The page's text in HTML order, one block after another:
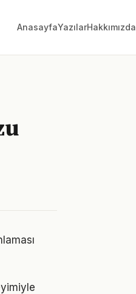
AnasayfaYazılarHakkımızda